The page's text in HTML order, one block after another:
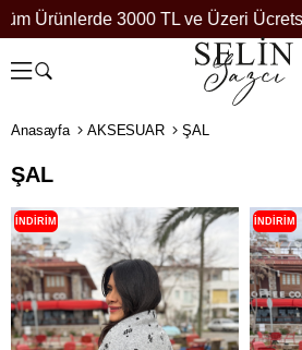
Ürünlerde 3000 TL ve Üzeri
Anasayfa AKSESUAR ŞAL
ŞAL
İNDIRIM İNDIRIM